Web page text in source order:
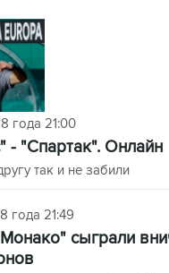
года 21:00
- "Спартак". Онлайн
так и не забили
года 21:49
сыграли